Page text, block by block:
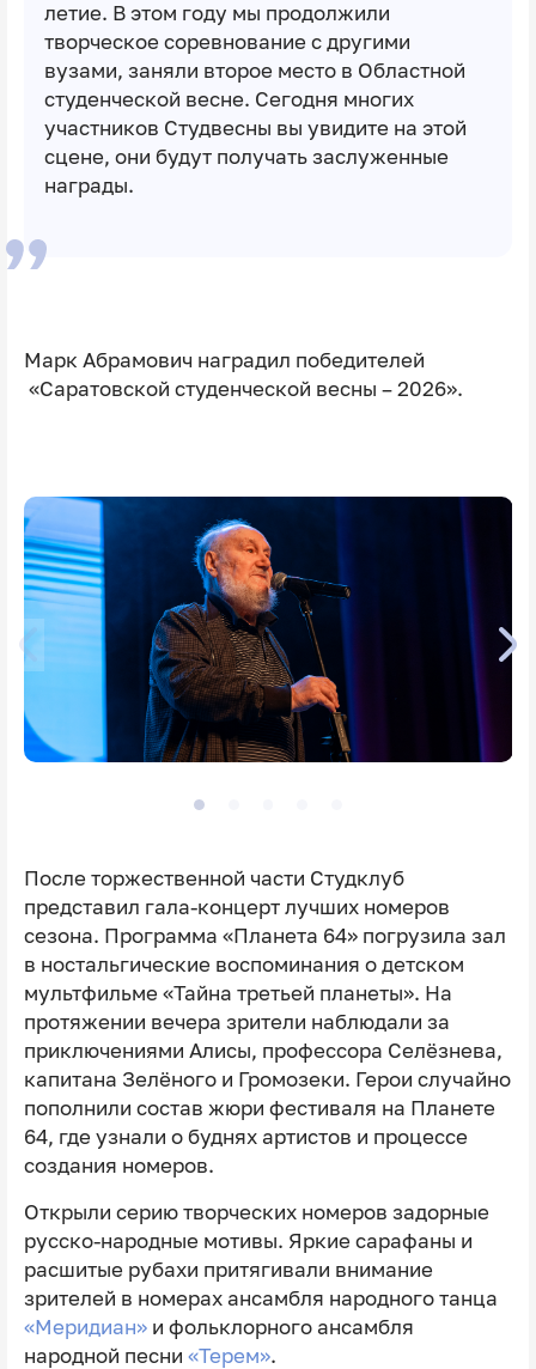
летие. В этом году мы продолжили
творческое соревнование с другими
вузами, заняли второе место в Областной
студенческой весне. Сегодня многих
участников Студвесны вы увидите на этой
сцене, они будут получать заслуженные
награды.
Марк Абрамович наградил победителей
«Саратовской студенческой весны – 2026».
После торжественной части Студклуб
представил гала-концерт лучших номеров
сезона. Программа «Планета 64» погрузила зал
в ностальгические воспоминания о детском
мультфильме «Тайна третьей планеты». На
протяжении вечера зрители наблюдали за
приключениями Алисы, профессора Селёзнева,
капитана Зелёного и Громозеки. Герои случайно
пополнили состав жюри фестиваля на Планете
64, где узнали о буднях артистов и процессе
создания номеров.
Открыли серию творческих номеров задорные
русско-народные мотивы. Яркие сарафаны и
расшитые рубахи притягивали внимание
зрителей в номерах ансамбля народного танца
«Меридиан»и фольклорного ансамбля
народной песни «Терем».